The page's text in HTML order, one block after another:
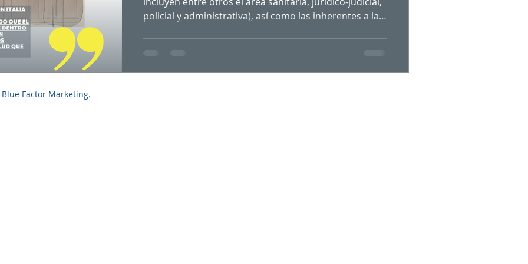
policial y administrativa), así como las inherentes a la
dentro de estos presenta sus propias
Factor Marketing.